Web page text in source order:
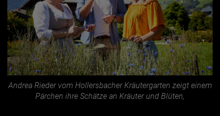
Andrea Rieder vom Hollersbacher Kräutergarten zeigt einem
Pärchen ihre Schätze an Kräuter und Blüten,